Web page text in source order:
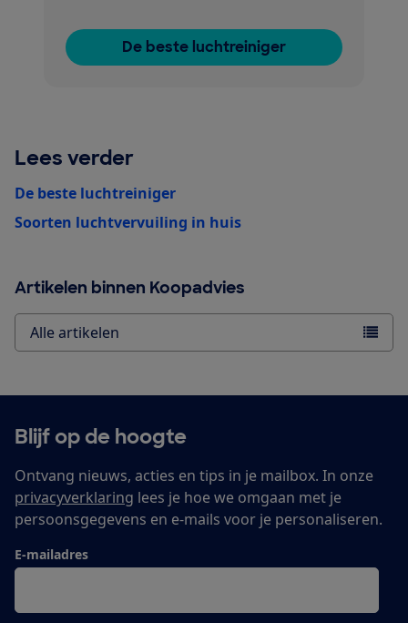
De beste luchtreiniger
Lees verder
De beste luchtreiniger
Soorten luchtvervuiling in huis
Artikelen binnen Koopadvies
Alle artikelen
Blijf op de hoogte
Ontvang nieuws, acties en tips in je mailbox. In onze
privacyverklaring lees je hoe we omgaan met je
persoonsgegevens en e-mails voor je personaliseren.
E-mailadres